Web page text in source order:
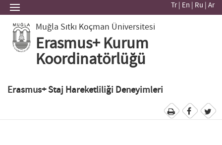
Tr| En Ru Ar
Muğla Sıtkı Koçman Üniversitesi
Erasmus+ Kurum
Koordinatörlüğü
Erasmus+ Staj Hareketliliği Deneyimleri